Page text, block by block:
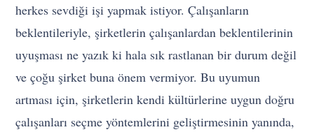
herkes sevdiği işi yapmak istiyor. Çalışanların
beklentileriyle, şirketlerin çalışanlardan beklentilerinin
uyuşması ne yazık ki hala sık rastlanan bir durum değil
ve çoğu şirket buna önem vermiyor. Bu uyumun
artması için, şirketlerin kendi kültürlerine uygun doğru
çalışanları seçme yöntemlerini geliştirmesinin yanında,